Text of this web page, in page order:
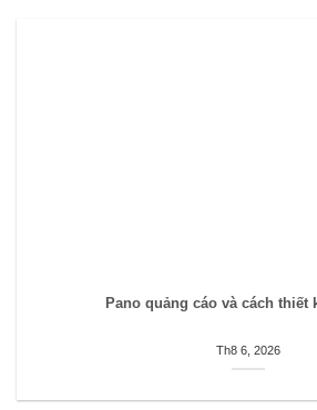
Pano quảng cáo và cách thiết
Th8 6, 2026